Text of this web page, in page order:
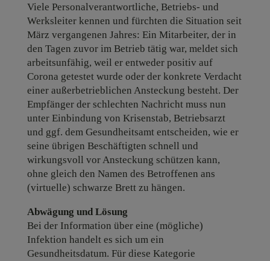
Viele Personalverantwortliche, Betriebs- und
Werksleiter kennen und fürchten die Situation seit
März vergangenen Jahres: Ein Mitarbeiter, der in
den Tagen zuvor im Betrieb tätig war, meldet sich
arbeitsunfähig, weil er entweder positiv auf
Corona getestet wurde oder der konkrete Verdacht
einer außerbetrieblichen Ansteckung besteht. Der
Empfänger der schlechten Nachricht muss nun
unter Einbindung von Krisenstab, Betriebsarzt
und ggf. dem Gesundheitsamt entscheiden, wie er
seine übrigen Beschäftigten schnell und
wirkungsvoll vor Ansteckung schützen kann,
ohne gleich den Namen des Betroffenen ans
(virtuelle) schwarze Brett zu hängen.
Abwägung und Lösung
Bei der Information über eine (mögliche)
Infektion handelt es sich um ein
Gesundheitsdatum. Für diese Kategorie